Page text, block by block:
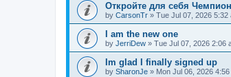
Откройте для себя
by CarsonTr » Tue Jul 07, 2026 5:32
I am the new one
by JerriDew » Tue Jul 07, 2026 2:06
Im glad I finally signed up
by SharonJe » Mon Jul 06, 2026 4:56